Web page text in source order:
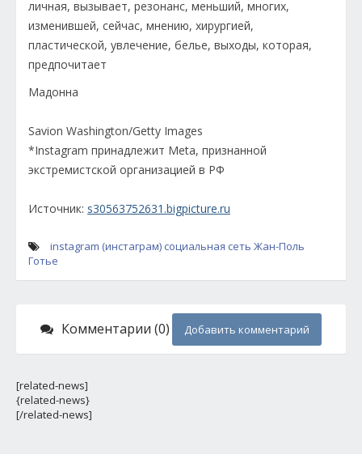
Мадонна
Savion Washington/Getty Images
*Instagram принадлежит Meta, признанной
экстремистской организацией в РФ
Источник: s30563752631.bigpicture.ru
instagram (инстаграм) социальная сеть Жан-Поль
Готье
Комментарии (0) Добавить комментарий
[related-news]
{related-news}
[/related-news]